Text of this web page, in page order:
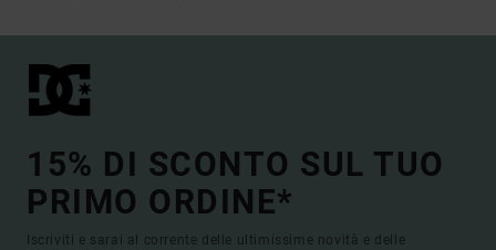
15% DI SCONTO SUL TUO
PRIMO ORDINE*
Iscriviti e sarai al corrente delle ultimissime novità e delle